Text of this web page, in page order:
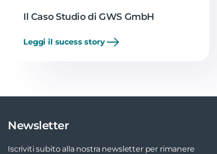
Il Caso Studio di GWS GmbH
Leggi il sucess story
Newsletter
Iscriviti subito alla nostra newsletter per rimanere